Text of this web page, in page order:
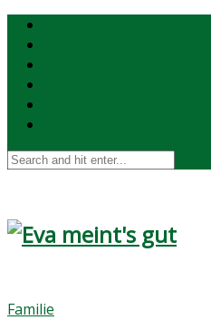
Familie